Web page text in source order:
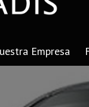
Empresa